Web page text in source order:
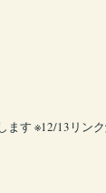
ます ※12/13リン